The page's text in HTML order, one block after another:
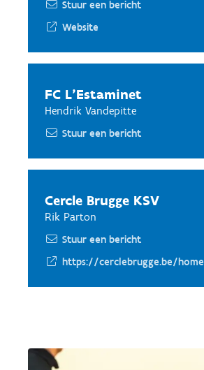
Stuur een bericht
Website
FC L'Estaminet
Hendrik Vandepitte
Stuur een bericht
Cercle Brugge KSV
Rik Parton
Stuur een bericht
https://cerclebrugge.be/home